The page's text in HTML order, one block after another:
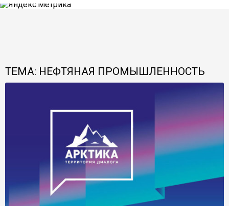
ТЕМА: НЕФТЯНАЯ ПРОМЫШЛЕННОСТЬ